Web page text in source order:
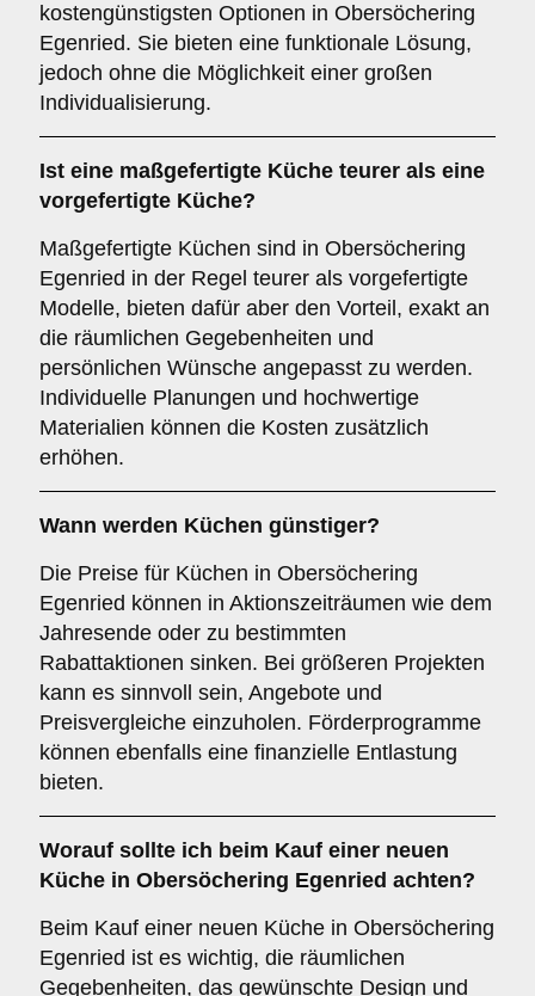
kostengünstigsten Optionen in Obersöchering
Egenried. Sie bieten eine funktionale Lösung,
jedoch ohne die Möglichkeit einer großen
Individualisierung.
Ist eine maßgefertigte Küche teurer als eine
vorgefertigte Küche?
Maßgefertigte Küchen sind in Obersöchering
Egenried in der Regel teurer als vorgefertigte
Modelle, bieten dafür aber den Vorteil, exakt an
die räumlichen Gegebenheiten und
persönlichen Wünsche angepasst zu werden.
Individuelle Planungen und hochwertige
Materialien können die Kosten zusätzlich
erhöhen.
Wann werden Küchen günstiger?
Die Preise für Küchen in Obersöchering
Egenried können in Aktionszeiträumen wie dem
Jahresende oder zu bestimmten
Rabattaktionen sinken. Bei größeren Projekten
kann es sinnvoll sein, Angebote und
Preisvergleiche einzuholen. Förderprogramme
können ebenfalls eine finanzielle Entlastung
bieten.
Worauf sollte ich beim Kauf einer neuen
Küche in Obersöchering Egenried achten?
Beim Kauf einer neuen Küche in Obersöchering
Egenried ist es wichtig, die räumlichen
Gegebenheiten, das gewünschte Design und